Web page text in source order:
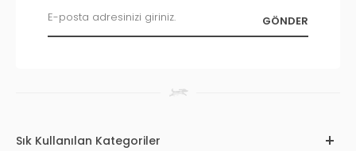
Sık Kullanılan Kategoriler